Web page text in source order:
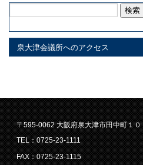
泉大津会議所へのアクセス
〒595-0062 大阪府泉大津市田中町１０
TEL：0725-23-1111
FAX：0725-23-1115